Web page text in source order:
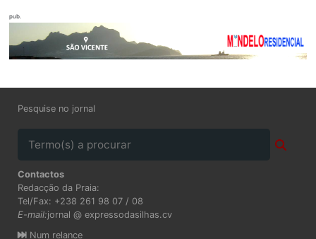
pub.
Pesquise no jornal
Contactos
Redacção da Praia:
Tel/Fax: +238 261 98 07 / 08
E-mail:jornal @ expressodasilhas.cv
Num relance